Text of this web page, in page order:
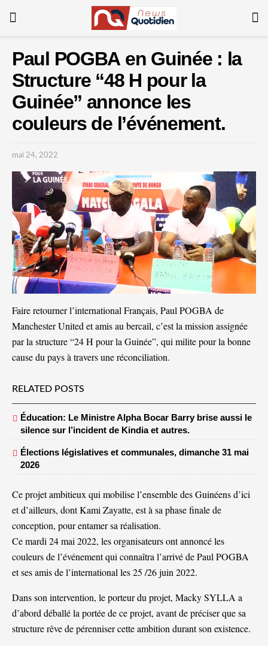
Paul POGBA en Guinée : la
Structure “48 H pour la
Guinée” annonce les
couleurs de l’événement.
mai 24, 2022
Faire retourner l’international Français, Paul POGBA de
Manchester United et amis au bercail, c’est la mission assignée
par la structure “24 H pour la Guinée”, qui milite pour la bonne
cause du pays à travers une réconciliation.
RELATED POSTS
Éducation: Le Ministre Alpha Bocar Barry brise aussi le
silence sur l’incident de Kindia et autres.
Élections législatives et communales, dimanche 31 mai
2026
Ce projet ambitieux qui mobilise l’ensemble des Guinéens d’ici
et d’ailleurs, dont Kami Zayatte, est à sa phase finale de
conception, pour entamer sa réalisation.
Ce mardi 24 mai 2022, les organisateurs ont annoncé les
couleurs de l’événement qui connaîtra l’arrivé de Paul POGBA
et ses amis de l’international les 25 /26 juin 2022.
Dans son intervention, le porteur du projet, Macky SYLLA a
d’abord déballé la portée de ce projet, avant de préciser que sa
structure rêve de pérenniser cette ambition durant son existence.